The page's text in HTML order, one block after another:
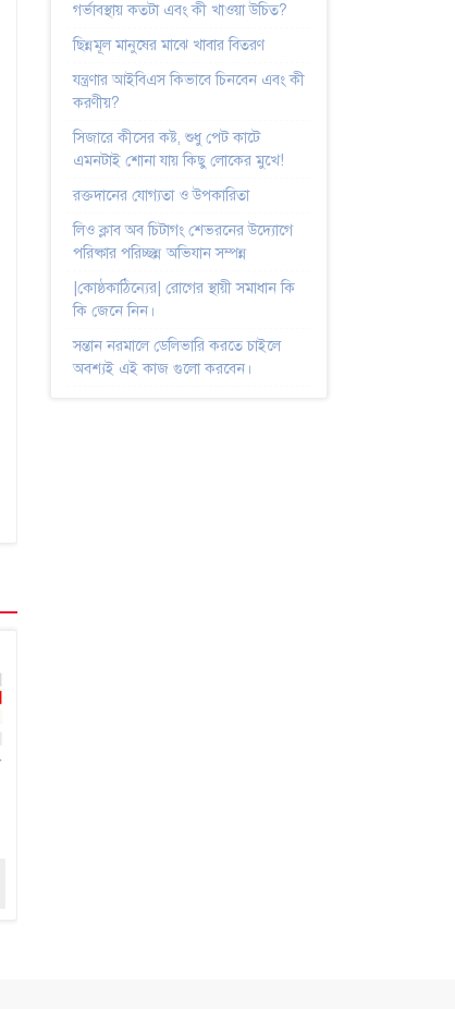
গর্ভাবস্থায় কতটা এবং কী খাওয়া উচিত?
ছিন্নমূল মানুষের মাঝে খাবার বিতরণ
যন্ত্রণার আইবিএস কিভাবে চিনবেন এবং কী
করণীয়?
সিজারে কীসের কষ্ট, শুধু পেট কাটে
এমনটাই শোনা যায় কিছু লোকের মুখে!
রক্তদানের যোগ্যতা ও উপকারিতা
লিও ক্লাব অব চিটাগং শেভরনের উদ্যোগে
পরিষ্কার পরিচ্ছন্ন অভিযান সম্পন্ন
|কোষ্ঠকাঠিন্যের| রোগের স্থায়ী সমাধান কি
কি জেনে নিন।
সন্তান নরমালে ডেলিভারি করতে চাইলে
অবশ্যই এই কাজ গুলো করবেন।